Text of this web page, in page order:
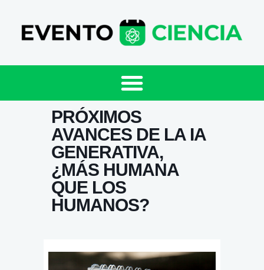
PRÓXIMOS
AVANCES DE LA IA
GENERATIVA,
¿MÁS HUMANA
QUE LOS
HUMANOS?